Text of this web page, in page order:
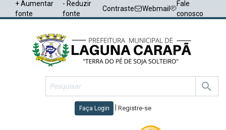
+ Aumentar
fonte
- Reduzir
fonte
Contraste Webmail
Fale
conosco
Faça Login Registre-se